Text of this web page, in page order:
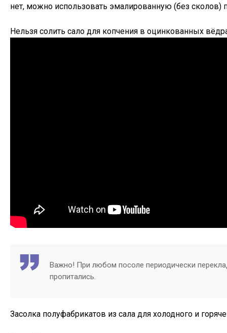
нет, можно использовать эмалированную (без
Нельзя солить сало для копчения в оцинкованных
Важно! При любом посоле периодически
пропитались.
Засолка полуфабрикатов из сала для холодного и